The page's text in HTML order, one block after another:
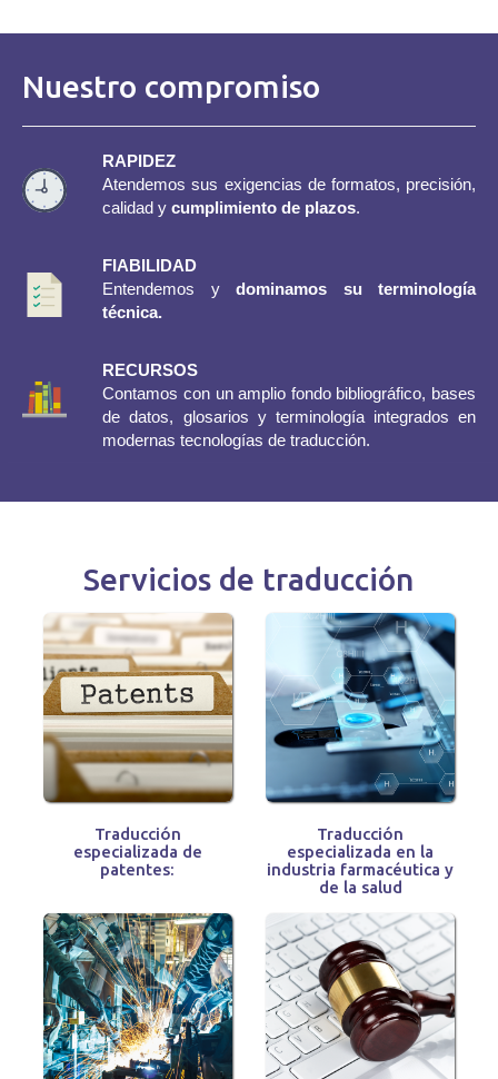
Nuestro compromiso
RAPIDEZ
Atendemos sus exigencias de formatos, precisión,
calidad ycumplimiento de plazos.
FIABILIDAD
Entendemos ydominamos su terminología
técnica.
RECURSOS
Contamos con un amplio fondo bibliográfico, bases
de datos, glosarios y terminología integrados en
modernas tecnologías de traducción.
Servicios de traducción
Traducción
especializada de
patentes:
Traducción
especializada en la
industria farmacéutica y
de la salud